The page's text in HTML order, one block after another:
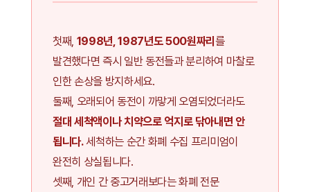
첫째, 1998년, 1987년도 500원짜리를
발견했다면 즉시 일반 동전들과 분리하여 마찰로
인한 손상을 방지하세요.
둘째, 오래되어 동전이 까맣게 오염되었더라도
절대 세척액이나 치약으로 억지로 닦아내면 안
됩니다.세척하는 순간 화폐 수집 프리미엄이
완전히 상실됩니다.
셋째, 개인 간 중고거래보다는 화폐 전문